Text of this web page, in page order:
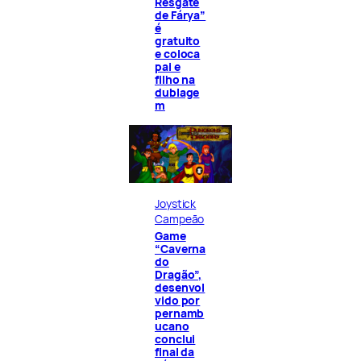
de Fárya”
é
gratuito
e coloca
pai e
filho na
dublage
m
Joystick
Campeão
Game
“Caverna
do
Dragão”,
desenvol
vido por
pernamb
ucano
conclui
final da